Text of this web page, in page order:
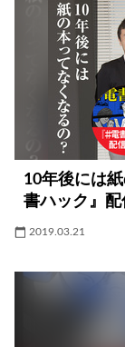
10年後には
書ハック』
2019.03.21